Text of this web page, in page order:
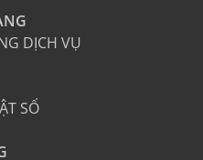
DỊCH VỤ
SỐ